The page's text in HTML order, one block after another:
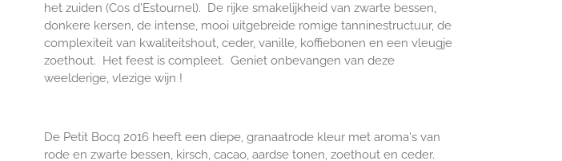
het zuiden (Cos d'Estournel). De rijke smakelijkheid van zwarte bessen,
donkere kersen, de intense, mooi uitgebreide romige tanninestructuur, de
complexiteit van kwaliteitshout, ceder, vanille, koffiebonen en een vleugje
zoethout. Het feest is compleet. Geniet onbevangen van deze
weelderige, vlezige wijn !
De Petit Bocq 2016 heeft een diepe, granaatrode kleur met aroma's van
rode en zwarte bessen, kirsch, cacao, aardse tonen, zoethout en ceder.